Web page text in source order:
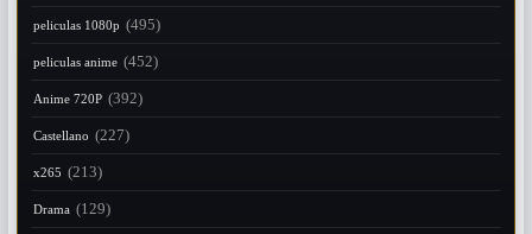
peliculas 1080p (495)
peliculas anime (452)
Anime 720P (392)
Castellano (227)
x265 (213)
Drama (129)